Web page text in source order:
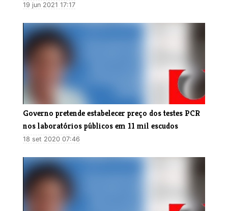
19 jun 2021 17:17
Governo pretende estabelecer preço dos testes PCR
nos laboratórios públicos em 11 mil escudos
18 set 2020 07:46